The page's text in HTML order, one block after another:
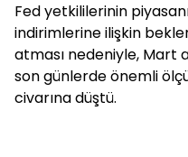
Fed yetkililerinin
indirimlerine ilişkin
atması nedeniyle, Mart
son günlerde önemli
civarına düştü.